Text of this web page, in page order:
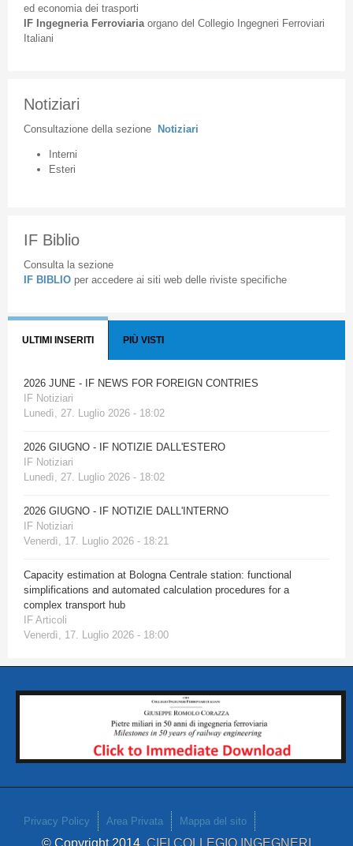
ed economia dei trasporti
IF Ingegneria Ferroviaria organodel Collegio Ingegneri Ferroviari
Italiani
Notiziari
Consultazione della sezione Notiziari
Interni
Esteri
IF Biblio
Consulta la sezione
IF BIBLIO per accedere ai siti web delle riviste specifiche
ULTIMI INSERITI PIÙ VISTI
2026 JUNE - IF NEWS FOR FOREIGN CONTRIES
IF Notiziari
Lunedì, 27. Luglio 2026 - 18:02
2026 GIUGNO - IF NOTIZIE DALL'ESTERO
IF Notiziari
Lunedì, 27. Luglio 2026 - 18:02
2026 GIUGNO - IF NOTIZIE DALL'INTERNO
IF Notiziari
Venerdì, 17. Luglio 2026 - 18:21
Capacity estimation at Bologna Centrale station: functional
simplifications and automated calculation procedures for a
complex transport hub
IF Articoli
Venerdì, 17. Luglio 2026 - 18:00
Privacy Policy Area Privata Mappa del sito
© Copyright 2014 CIFI COLLEGIO INGEGNERI